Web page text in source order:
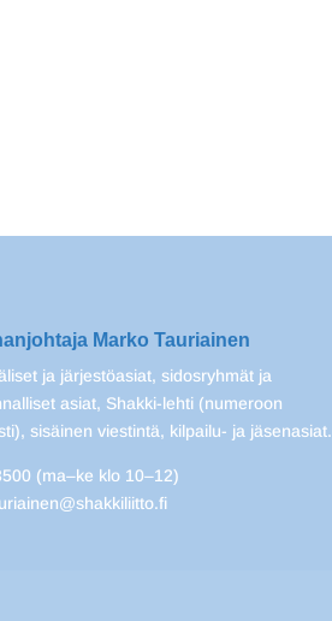
Marko Tauriainen
ja järjestöasiat, sidosryhmät ja
asiat, Shakki-lehti (numeroon
sisäinen viestintä, kilpailu- ja jäsenasiat.
(ma–ke klo 10–12)